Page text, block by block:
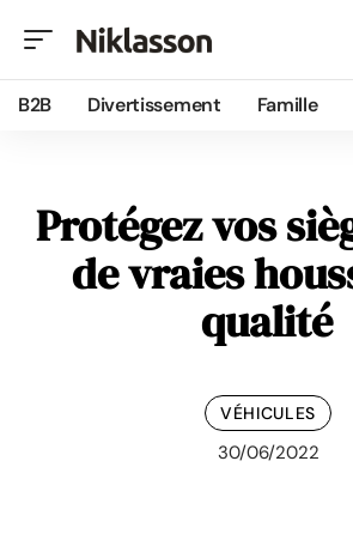
B2B Divertissement Famille
Protégez vos
de vraies
qualité
VÉHICULES
30/06/2022